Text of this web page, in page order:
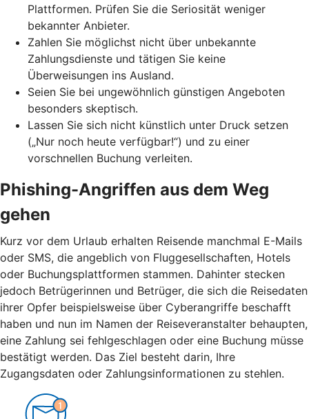
Plattformen. Prüfen Sie die Seriosität weniger
bekannter Anbieter.
Zahlen Sie möglichst nicht über unbekannte
Zahlungsdienste und tätigen Sie keine
Überweisungen ins Ausland.
Seien Sie bei ungewöhnlich günstigen Angeboten
besonders skeptisch.
Lassen Sie sich nicht künstlich unter Druck setzen
(„Nur noch heute verfügbar!“) und zu einer
vorschnellen Buchung verleiten.
Phishing-Angriffen aus dem Weg
gehen
Kurz vor dem Urlaub erhalten Reisende manchmal E-Mails
oder SMS, die angeblich von Fluggesellschaften, Hotels
oder Buchungsplattformen stammen. Dahinter stecken
jedoch Betrügerinnen und Betrüger, die sich die Reisedaten
ihrer Opfer beispielsweise über Cyberangriffe beschafft
haben und nun im Namen der Reiseveranstalter behaupten,
eine Zahlung sei fehlgeschlagen oder eine Buchung müsse
bestätigt werden. Das Ziel besteht darin, Ihre
Zugangsdaten oder Zahlungsinformationen zu stehlen.